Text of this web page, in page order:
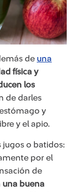
de una
física y
los
de darles
y
y el apio.
jugos o batidos:
por el
de
una buena